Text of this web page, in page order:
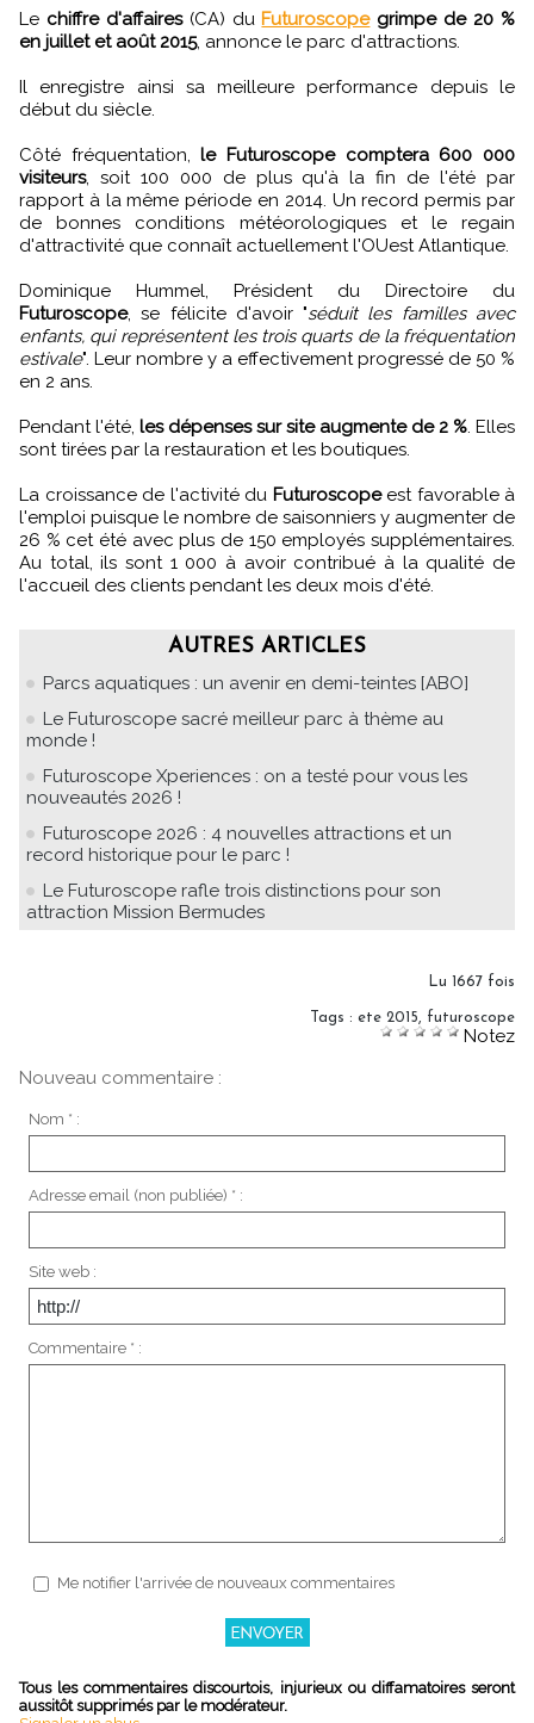
Le chiffre d'affaires(CA) du Futuroscope grimpe de 20 %
en juillet et août 2015, annonce le parc d'attractions.
Il enregistre ainsi sa meilleure performance depuis le
début du siècle.
Côté fréquentation, le Futuroscope comptera 600 000
visiteurs, soit 100 000 de plus qu'à la fin de l'été par
rapport à la même période en 2014. Un record permis par
de bonnes conditions météorologiques et le regain
d'attractivité que connaît actuellement l'OUest Atlantique.
Dominique Hummel, Président du Directoire du
Futuroscope, se félicite d'avoir "séduit les familles avec
enfants, qui représentent les trois quarts de la fréquentation
estivale". Leur nombre y a effectivement progressé de 50 %
en 2 ans.
Pendant l'été, les dépenses sur site augmente de 2 % . Elles
sont tirées par la restauration et les boutiques.
La croissance de l'activité du Futuroscopeest favorable à
l'emploi puisque le nombre de saisonniers y augmenter de
26 % cet été avec plus de 150 employés supplémentaires.
Au total, ils sont 1 000 à avoir contribué à la qualité de
l'accueil des clients pendant les deux mois d'été.
AUTRES ARTICLES
Parcs aquatiques : un avenir en demi-teintes [ABO]
Le Futuroscope sacré meilleur parc à thème au
monde !
Futuroscope Xperiences : on a testé pour vous les
nouveautés 2026 !
Futuroscope 2026 : 4 nouvelles attractions et un
record historique pour le parc !
Le Futuroscope rafle trois distinctions pour son
attraction Mission Bermudes
Lu 1667 fois
Tags : ete 2015 futuroscope
Notez
Nouveau commentaire :
Nom * :
Adresse email (non publiée) * :
Site web :
Commentaire * :
Me notifier l'arrivée de nouveaux commentaires
Tous les commentaires discourtois, injurieux ou diffamatoires seront
aussitôt supprimés par le modérateur.